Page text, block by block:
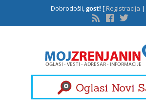
Dobrodošli,gost! [Registracija |